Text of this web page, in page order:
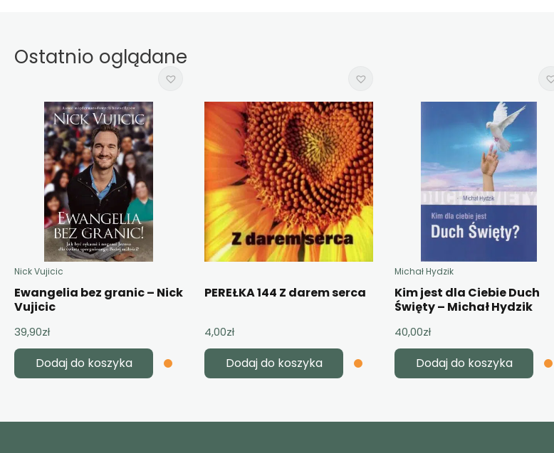
Ostatnio oglądane
Nick Vujicic
Ewangelia bez granic – Nick
Vujicic
39,90zł
Dodaj do koszyka
PEREŁKA 144 Z darem serca
4,00zł
Dodaj do koszyka
Michał Hydzik
Kim jest dla Ciebie Duch
Święty – Michał Hydzik
40,00zł
Dodaj do koszyka